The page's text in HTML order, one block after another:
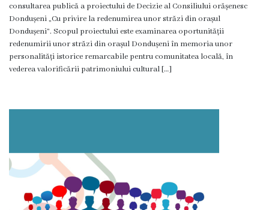
consiliului
Deciziile
consiliului
Strategia
de
consultarea publică a proiectului de Decizie al Consiliului orășenesc
Dondușeni „Cu privire la redenumirea unor străzi din orașul
Dondușeni”. Scopul proiectului este examinarea oportunității
redenumirii unor străzi din orașul Dondușeni în memoria unor
personalități istorice remarcabile pentru comunitatea locală, în
vederea valorificării patrimoniului cultural […]